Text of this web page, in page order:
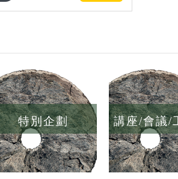
特別企劃 講座/會議/